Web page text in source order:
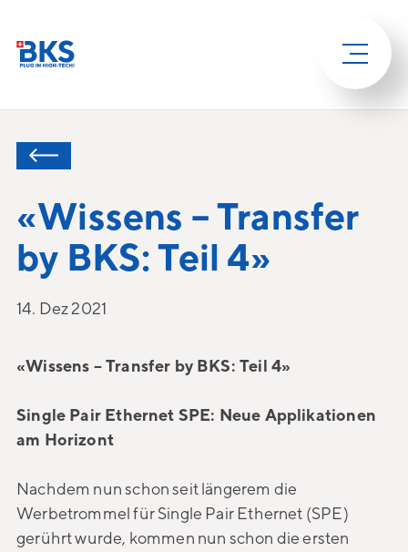
«Wissens – Transfer
by BKS: Teil 4»
14. Dez 2021
«Wissens – Transfer by BKS: Teil 4»
Single Pair Ethernet SPE: Neue Applikationen
am Horizont
Nachdem nun schon seit längerem die
Werbetrommel für Single Pair Ethernet (SPE)
gerührt wurde, kommen nun schon die ersten